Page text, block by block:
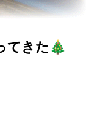
てきた🎄